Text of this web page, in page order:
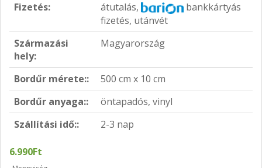
Fizetés: átutalás,
bankkártyás
fizetés, utánvét
Származási
hely:
Magyarország
Bordűr mérete::
500 cm x 10 cm
Bordűr anyaga::
öntapadós, vinyl
Szállítási idő::
2-3 nap
6.990Ft